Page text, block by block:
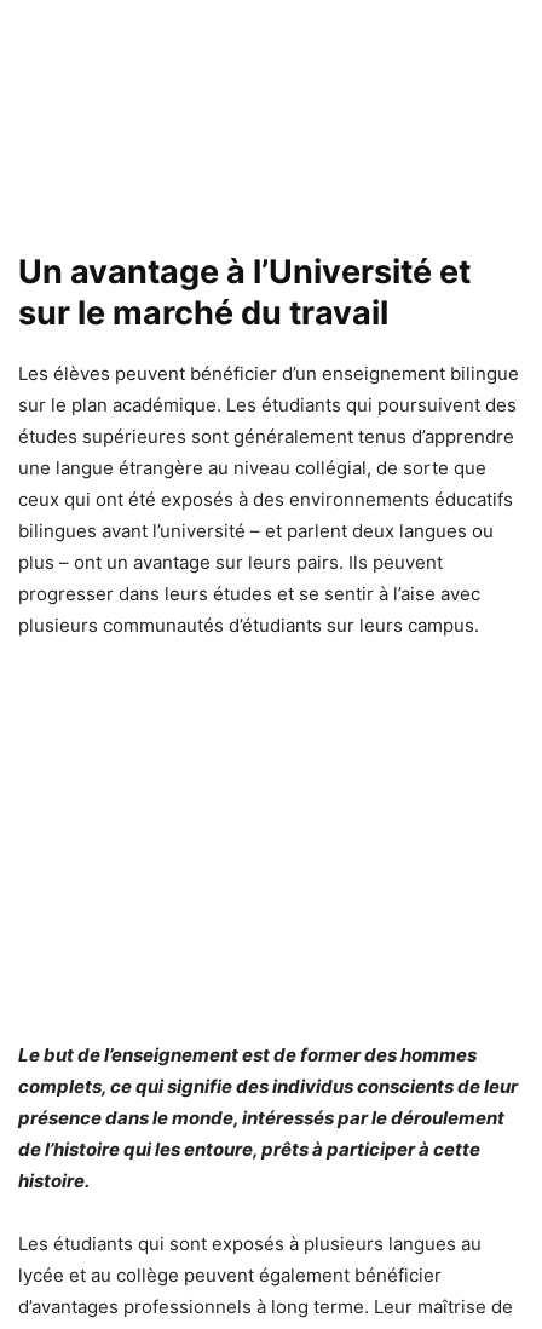
Un avantage à l’Université et
sur le marché du travail
Les élèves peuvent bénéficier d’un enseignement bilingue
sur le plan académique. Les étudiants qui poursuivent des
études supérieures sont généralement tenus d’apprendre
une langue étrangère au niveau collégial, de sorte que
ceux qui ont été exposés à des environnements éducatifs
bilingues avant l’université – et parlent deux langues ou
plus – ont un avantage sur leurs pairs. Ils peuvent
progresser dans leurs études et se sentir à l’aise avec
plusieurs communautés d’étudiants sur leurs campus.
Le but de l’enseignement est de former des hommes
complets, ce qui signifie des individus conscients de leur
présence dans le monde, intéressés par le déroulement
de l’histoire qui les entoure, prêts à participer à cette
histoire.
Les étudiants qui sont exposés à plusieurs langues au
lycée et au collège peuvent également bénéficier
d’avantages professionnels à long terme. Leur maîtrise de